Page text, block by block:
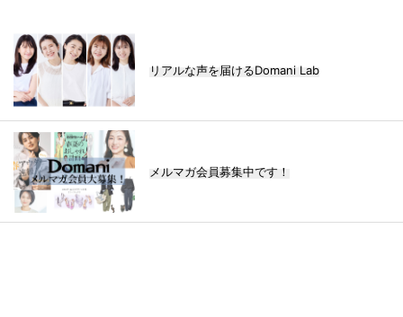
リアルな声を届けるDomani Lab
メルマガ会員募集中です！